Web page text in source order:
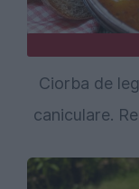
Ciorba de
caniculare.